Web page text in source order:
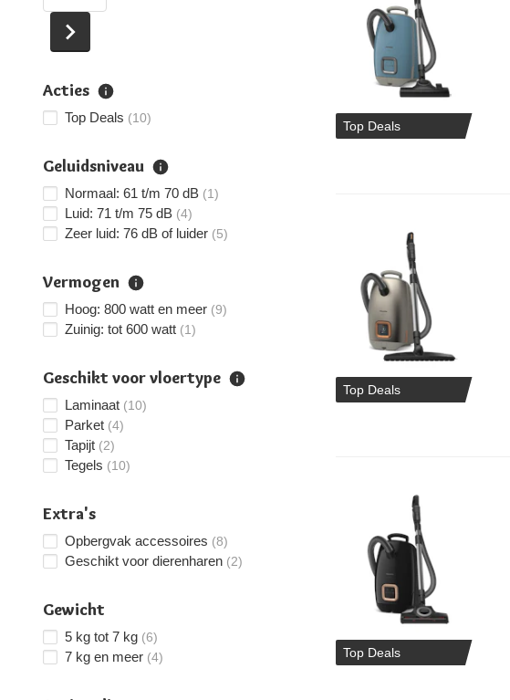
Top Deals
Top Deals
Top Deals
Acties
Top Deals (10)
Geluidsniveau
Normaal: 61 t/m 70 dB (1)
Luid: 71 t/m 75 dB (4)
Zeer luid: 76 dB of luider (5)
Vermogen
Hoog: 800 watt en meer (9)
Zuinig: tot 600 watt (1)
Geschikt voor vloertype
Laminaat (10)
Parket (4)
Tapijt (2)
Tegels (10)
Extra's
Opbergvak accessoires (8)
Geschikt voor dierenharen (2)
Gewicht
5 kg tot 7 kg (6)
7 kg en meer (4)